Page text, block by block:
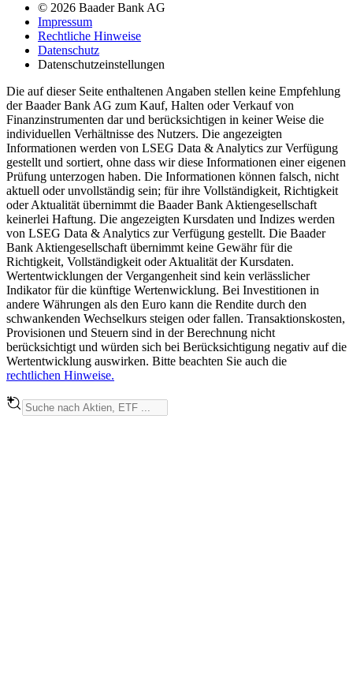
© 2026 Baader Bank AG
Impressum
Rechtliche Hinweise
Datenschutz
Datenschutzeinstellungen
Die auf dieser Seite enthaltenen Angaben stellen keine Empfehlung
der Baader Bank AG zum Kauf, Halten oder Verkauf von
Finanzinstrumenten dar und berücksichtigen in keiner Weise die
individuellen Verhältnisse des Nutzers. Die angezeigten
Informationen werden von LSEG Data & Analytics zur Verfügung
gestellt und sortiert, ohne dass wir diese Informationen einer eigenen
Prüfung unterzogen haben. Die Informationen können falsch, nicht
aktuell oder unvollständig sein; für ihre Vollständigkeit, Richtigkeit
oder Aktualität übernimmt die Baader Bank Aktiengesellschaft
keinerlei Haftung. Die angezeigten Kursdaten und Indizes werden
von LSEG Data & Analytics zur Verfügung gestellt. Die Baader
Bank Aktiengesellschaft übernimmt keine Gewähr für die
Richtigkeit, Vollständigkeit oder Aktualität der Kursdaten.
Wertentwicklungen der Vergangenheit sind kein verlässlicher
Indikator für die künftige Wertenwicklung. Bei Investitionen in
andere Währungen als den Euro kann die Rendite durch den
schwankenden Wechselkurs steigen oder fallen. Transaktionskosten,
Provisionen und Steuern sind in der Berechnung nicht
berücksichtigt und würden sich bei Berücksichtigung negativ auf die
Wertentwicklung auswirken. Bitte beachten Sie auch die
rechtlichen Hinweise.